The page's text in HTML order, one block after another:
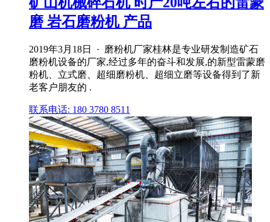
磨 岩石磨粉机 产品
2019年3月18日 · 磨粉机厂家桂林是专业研发制造矿石
磨粉机设备的厂家,经过多年的奋斗和发展,的新型雷蒙磨
粉机、立式磨、超细磨粉机、超细立磨等设备得到了新
老客户朋友的 .
联系电话: 180 3780 8511